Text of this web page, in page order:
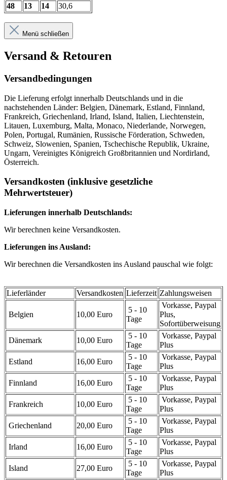
48
13 14 30,6
Menü schließen
Versand & Retouren
Versandbedingungen
Die Lieferung erfolgt innerhalb Deutschlands und in die
nachstehenden Länder: Belgien, Dänemark, Estland, Finnland,
Frankreich, Griechenland, Irland, Island, Italien, Liechtenstein,
Litauen, Luxemburg, Malta, Monaco, Niederlande, Norwegen,
Polen, Portugal, Rumänien, Russische Förderation, Schweden,
Schweiz, Slowenien, Spanien, Tschechische Republik, Ukraine,
Ungarn, Vereinigtes Königreich Großbritannien und Nordirland,
Österreich.
Versandkosten (inklusive gesetzliche
Mehrwertsteuer)
Lieferungen innerhalb Deutschlands:
Wir berechnen keine Versandkosten.
Lieferungen ins Ausland:
Wir berechnen die Versandkosten ins Ausland pauschal wie folgt:
Lieferländer Versandkosten Lieferzeit Zahlungsweisen
Belgien 10,00 Euro
5 - 10
Tage
Vorkasse, Paypal
Plus,
Sofortüberweisung
Dänemark
10,00 Euro
5 - 10
Tage
Vorkasse, Paypal
Plus
Estland
16,00 Euro
5 - 10
Tage
Vorkasse, Paypal
Plus
Finnland
16,00 Euro
5 - 10
Tage
Vorkasse, Paypal
Plus
Frankreich
10,00 Euro
5 - 10
Tage
Vorkasse, Paypal
Plus
Griechenland
20,00 Euro
5 - 10
Tage
Vorkasse, Paypal
Plus
Irland
16,00 Euro
5 - 10
Tage
Vorkasse, Paypal
Plus
Island
27,00 Euro
5 - 10
Tage
Vorkasse, Paypal
Plus